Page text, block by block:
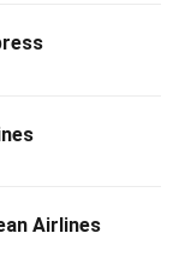
Airlines